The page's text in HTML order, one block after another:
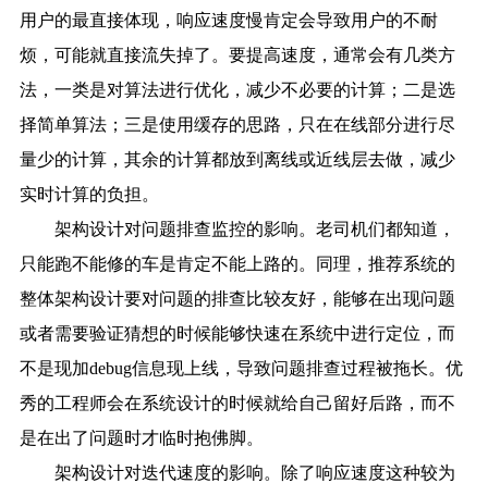
用户的最直接体现，响应速度慢肯定会导致用户的不耐
烦，可能就直接流失掉了。要提高速度，通常会有几类方
法，一类是对算法进行优化，减少不必要的计算；二是选
择简单算法；三是使用缓存的思路，只在在线部分进行尽
量少的计算，其余的计算都放到离线或近线层去做，减少
实时计算的负担。
架构设计对问题排查监控的影响。老司机们都知道，
只能跑不能修的车是肯定不能上路的。同理，推荐系统的
整体架构设计要对问题的排查比较友好，能够在出现问题
或者需要验证猜想的时候能够快速在系统中进行定位，而
不是现加debug信息现上线，导致问题排查过程被拖长。优
秀的工程师会在系统设计的时候就给自己留好后路，而不
是在出了问题时才临时抱佛脚。
架构设计对迭代速度的影响。除了响应速度这种较为